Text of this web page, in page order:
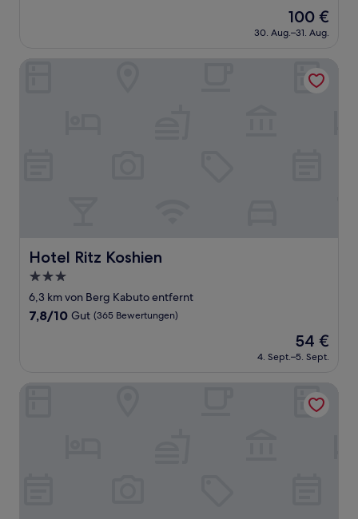
Bewertungen)
Der
Preis
beträgt
100 €
30. Aug.–31. Aug.
Hotel Ritz Koshien
Hotel Ritz Koshien
3.0-
Sterne-
Unterkunft
6,3 km von Berg Kabuto entfernt
7.8
Bewertungen)
7,8/10 Gut (365 Bewertungen)
Der
Preis
beträgt
54 €
4. Sept.–5. Sept.